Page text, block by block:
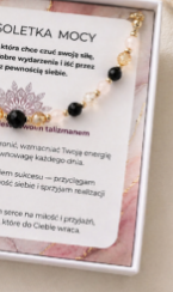
stronie
produktu